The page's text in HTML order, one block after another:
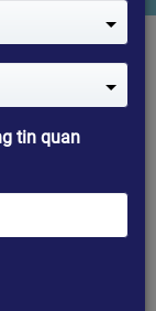
tin quan